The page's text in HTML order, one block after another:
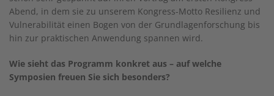
Abend, in dem sie zu unserem Kongress-Motto Resilienz und
Vulnerabilität einen Bogen von der Grundlagenforschung bis
hin zur praktischen Anwendung spannen wird.
Wie sieht das Programm konkret aus – auf welche
Symposien freuen Sie sich besonders?